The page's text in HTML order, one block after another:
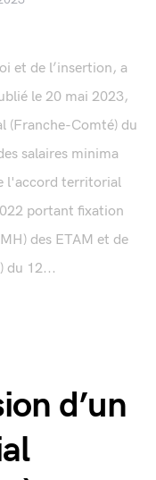
et de l’insertion, a
le 20 mai 2023,
(Franche-Comté) du
salaires minima
l'accord territorial
portant fixation
des ETAM et de
du 12...
d’un